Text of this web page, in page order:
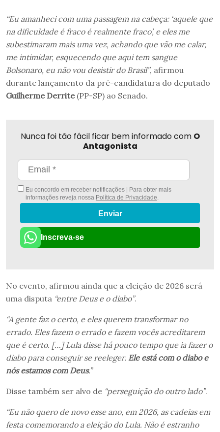
“Eu amanheci com uma passagem na cabeça: ‘aquele que
na dificuldade é fraco é realmente fraco’, e eles me
subestimaram mais uma vez, achando que vão me calar,
me intimidar, esquecendo que aqui tem sangue
Bolsonaro, eu não vou desistir do Brasil”, afirmou
durante lançamento da pré-candidatura do deputado
Guilherme Derrite(PP-SP) ao Senado.
Nunca foi tão fácil ficar bem informado com O
Antagonista
Eu concordo em receber notificações | Para obter mais
informações reveja nossa Política de Privacidade.
Enviar
Inscreva-se
No evento, afirmou ainda que a eleição de 2026 será
uma disputa “entre Deus e o diabo”.
“A gente faz o certo, e eles querem transformar no
errado. Eles fazem o errado e fazem vocês acreditarem
que é certo. […] Lula disse há pouco tempo que ia fazer o
diabo para conseguir se reeleger. Ele está com o diabo e
nós estamos com Deus.”
Disse também ser alvo de “perseguição do outro lado”.
“Eu não quero de novo esse ano, em 2026, as cadeias em
festa comemorando a eleição do Lula. Não é estranho